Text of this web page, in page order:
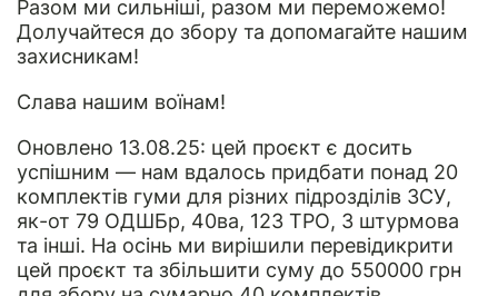
Разом ми сильніші, разом ми переможемо!
Долучайтеся до збору та допомагайте нашим
захисникам!
Слава нашим воїнам!
Оновлено 13.08.25: цей проєкт є досить
успішним — нам вдалось придбати понад 20
комплектів гуми для різних підрозділів ЗСУ,
як-от 79 ОДШБр, 40ва, 123 ТРО, 3 штурмова
та інші. На осінь ми вирішили перевідикрити
цей проєкт та збільшити суму до 550000 грн